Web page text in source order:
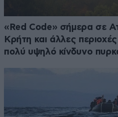
«Red Code» σήμερα σε
Κρήτη και άλλες
πολύ υψηλό κίνδυνο